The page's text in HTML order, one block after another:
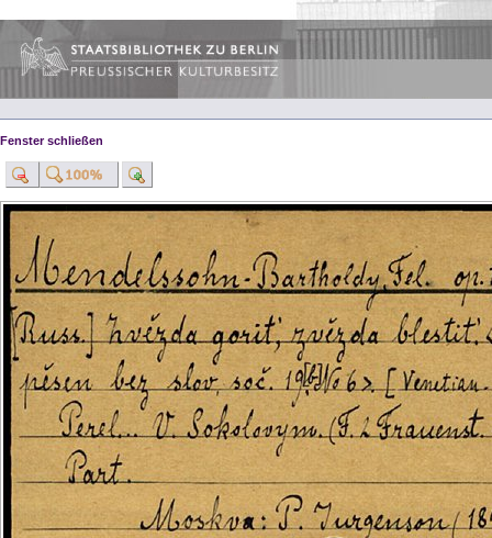
Fenster schließen